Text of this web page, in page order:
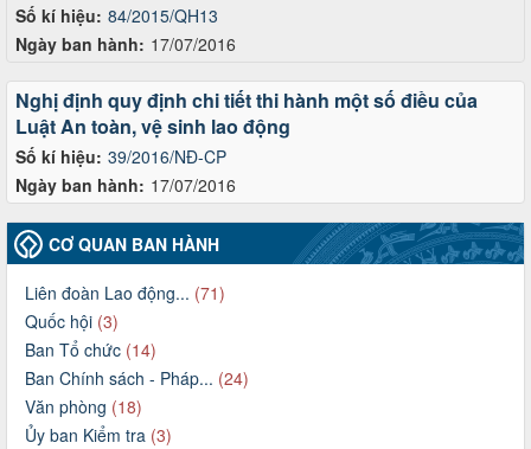
Số kí hiệu: 84/2015/QH13
Ngày ban hành: 17/07/2016
Số kí hiệu: 39/2016/NĐ-CP
Ngày ban hành: 17/07/2016
Nghị định quy định chi tiết thi hành một số điều của
Luật An toàn, vệ sinh lao động
CƠ QUAN BAN HÀNH
Liên đoàn Lao động... (71)
Quốc hội (3)
Ban Tổ chức (14)
Ban Chính sách - Pháp... (24)
Văn phòng (18)
Ủy ban Kiểm tra (3)